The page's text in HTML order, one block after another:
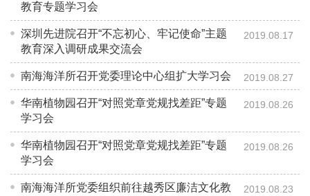
教育专题学习会
深圳先进院召开“不忘初心、牢记使命”主题
教育深入调研成果交流会
2019.08.17
南海海洋所召开党委理论中心组扩大学习会 2019.08.27
华南植物园召开“对照党章党规找差距”专题
学习会
2019.08.26
华南植物园召开“对照党章党规找差距”专题
学习会
2019.08.26
南海海洋所党委组织前往越秀区廉洁文化教
2019.08.23